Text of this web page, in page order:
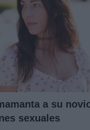
a su
sexuales